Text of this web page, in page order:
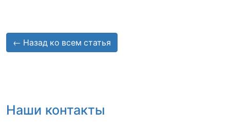
← Назад ко всем статья
Наши контакты